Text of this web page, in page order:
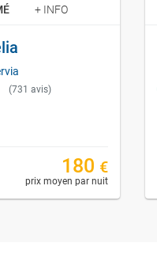
+ INFO
(731 avis)
180 €
prix moyen par nuit